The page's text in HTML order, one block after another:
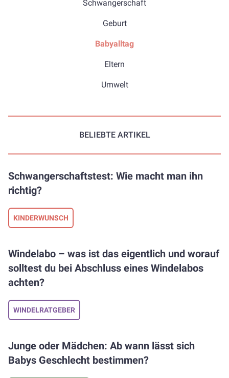
Schwangerschaft
Geburt
Babyalltag
Eltern
Umwelt
BELIEBTE ARTIKEL
Schwangerschaftstest: Wie macht man ihn
richtig?
KINDERWUNSCH
Windelabo – was ist das eigentlich und worauf
solltest du bei Abschluss eines Windelabos
achten?
WINDELRATGEBER
Junge oder Mädchen: Ab wann lässt sich
Babys Geschlecht bestimmen?